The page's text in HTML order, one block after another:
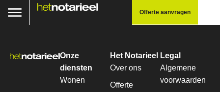
Offerte aanvragen
Onze
diensten
Wonen
Het Notarieel
Over ons
Offerte
Legal
Algemene
voorwaarden